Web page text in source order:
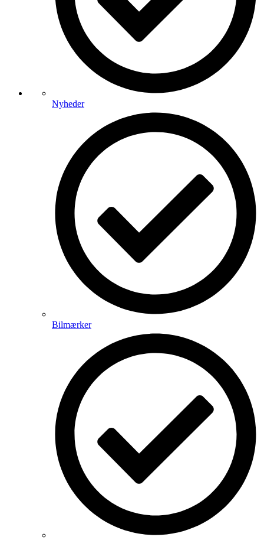
Nyheder
Bilmærker